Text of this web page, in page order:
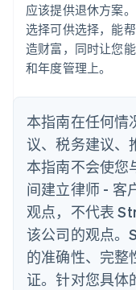
应该提供退休方案
选择可供选择，能
造财富，同时让您
和年度管理上。
本指南在任何情
议、税务建议、
本指南不会使您
间建立律师 - 客
观点，不代表
该公司的观点。
的准确性、完整
证。针对您具体
芬兰
EnglishSvenska
荷兰
NederlandsEnglish
加拿大
English
克罗地亚
English Italiano
拉脱维亚
English
立陶宛
English
列支敦士登
Deutsch English
卢森堡
FrançaisDeutsch